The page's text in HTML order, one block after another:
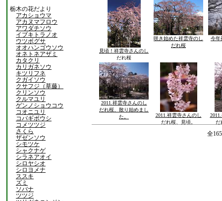
栃木の花だより
アカショウマ
アカヌマフロウ
アワダチソウ
イブキトラノオ
ウツボグサ
オオハンゴウソウ
オネトネアザミ
カタクリ
カリガネソウ
キツリフネ
クガイソウ
クサフジ（草藤）
クリンソウ
クルマユリ
ゲンノショウコウ
コオニユリ
コバギボウシ
コメツツジ
さくら
ザゼンソウ
シモツケ
シャクナゲ
シラネアオイ
シロヤシオ
シロヨメナ
ススキ
ズミ
ソバナ
ツツジ
見頃！祥雲寺さんのし
だれ桜
咲き始めた祥雲寺のし
だれ桜
今年
2011.祥雲寺さんのし
だれ桜、散り始めまし
た。
2011.祥雲寺さんのし
だれ桜、見頃。
だ
全